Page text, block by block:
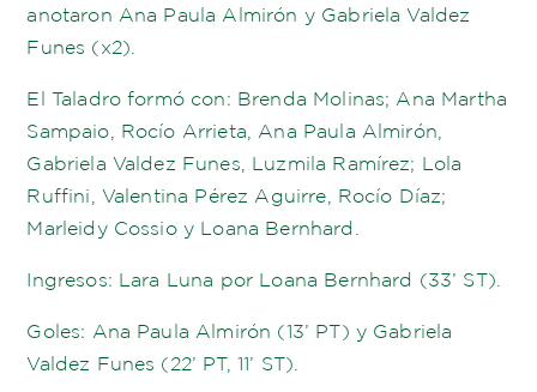
anotaron Ana Paula Almirón y Gabriela Valdez
Funes (x2).
El Taladro formó con: Brenda Molinas; Ana Martha
Sampaio, Rocío Arrieta, Ana Paula Almirón,
Gabriela Valdez Funes, Luzmila Ramírez; Lola
Ruffini, Valentina Pérez Aguirre, Rocío Díaz;
Marleidy Cossio y Loana Bernhard.
Ingresos: Lara Luna por Loana Bernhard (33’ ST).
Goles: Ana Paula Almirón (13’ PT) y Gabriela
Valdez Funes (22’ PT, 11’ ST).